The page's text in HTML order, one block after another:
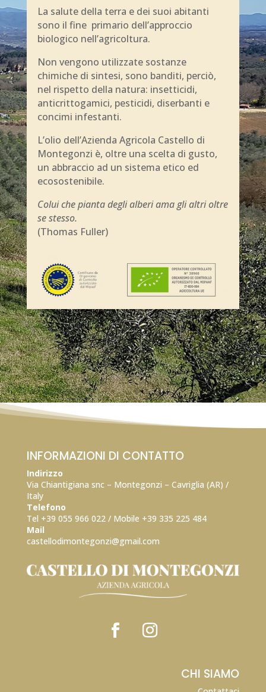
La salute della terra e dei suoi abitanti
sono il fine primario dell’approccio
biologico nell’agricoltura.
Non vengono utilizzate sostanze
chimiche di sintesi, sono banditi, perciò,
nel rispetto della natura: insetticidi,
anticrittogamici, pesticidi, diserbanti e
concimi infestanti.
L’olio dell’Azienda Agricola Castello di
Montegonzi è, oltre una scelta di gusto,
un abbraccio ad un sistema etico ed
ecosostenibile.
Colui che pianta degli alberi ama gli altri oltre
se stesso.
(Thomas Fuller)
INFORMAZIONI DI CONTATTO
Indirizzo
Via Chiantigiana snc – Montegonzi – Cavriglia (AR) /
Italy
Telefono
Tel +39 055 966 022 / Mobile +39 335 225 484
Mail
castellodimontegonzi@gmail.com
CHI SIAMO